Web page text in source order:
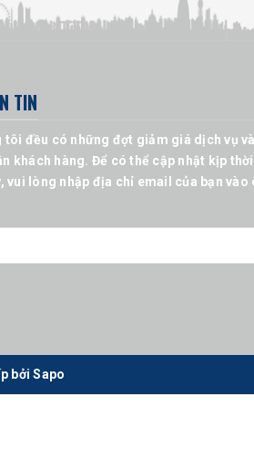
TIN
tôi đều có những đợt giảm giá dịch vụ
khách hàng. Để có thể cập nhật kịp
vui lòng nhập địa chỉ email của bạn vào
bởiSapo